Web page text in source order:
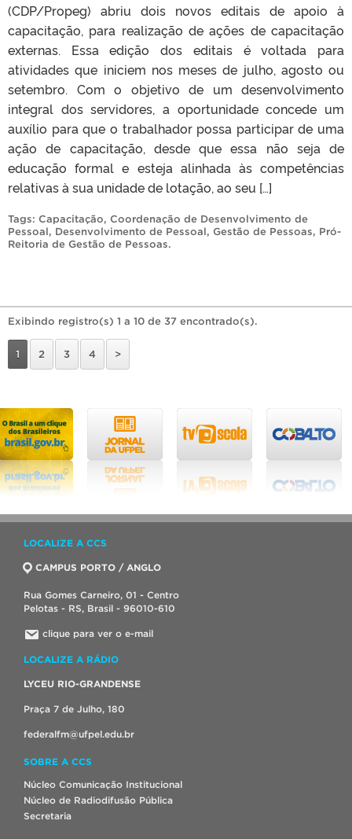
(CDP/Propeg) abriu dois novos editais de apoio à
capacitação, para realização de ações de capacitação
externas. Essa edição dos editais é voltada para
atividades que iniciem nos meses de julho, agosto ou
setembro. Com o objetivo de um desenvolvimento
integral dos servidores, a oportunidade concede um
auxílio para que o trabalhador possa participar de uma
ação de capacitação, desde que essa não seja de
educação formal e esteja alinhada às competências
relativas à sua unidade de lotação, ao seu […]
Tags: Capacitação, Coordenação de Desenvolvimento de
Pessoal, Desenvolvimento de Pessoal, Gestão de Pessoas, Pró-
Reitoria de Gestão de Pessoas.
Exibindo registro(s) 1 a 10 de 37 encontrado(s).
1 2 3 4 >
LOCALIZE A CCS
CAMPUS PORTO / ANGLO
Rua Gomes Carneiro, 01 - Centro
Pelotas - RS, Brasil - 96010-610
clique para ver o e-mail
LOCALIZE A RÁDIO
LYCEU RIO-GRANDENSE
Praça 7 de Julho, 180
federalfm@ufpel.edu.br
SOBRE A CCS
Núcleo Comunicação Institucional
Núcleo de Radiodifusão Pública
Secretaria